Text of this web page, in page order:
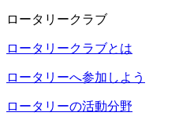
ロータリークラブ
ロータリークラブとは
ロータリーへ参加しよう
ロータリーの活動分野